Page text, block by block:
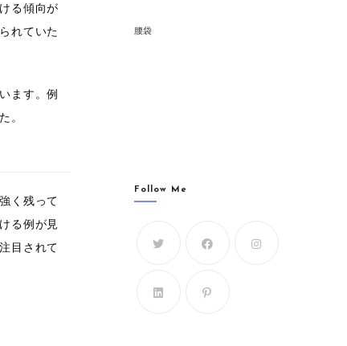
る傾向が
れていた
ます。例
。
く残って
る例が見
目されて
腰袋
Follow Me